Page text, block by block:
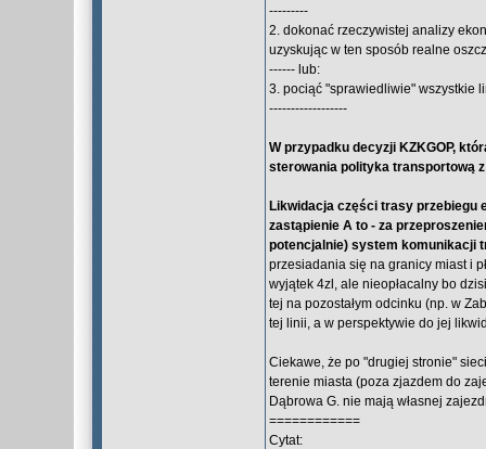
---------
2. dokonać rzeczywistej analizy
uzyskując w ten sposób realne
------ lub:
3. pociąć "sprawiedliwie" wszystkie
------------------
W przypadku decyzji KZKGOP,
sterowania polityka transportową
Likwidacja części trasy przebiegu
zastąpienie A to - za
potencjalnie) system komunikacji
przesiadania się na granicy miast i
wyjątek 4zl, ale nieopłacalny bo
tej na pozostałym odcinku (np. w
tej linii, a w perspektywie do jej
Ciekawe, że po "drugiej stronie"
terenie miasta (poza zjazdem do
Dąbrowa G. nie mają własnej
============
Cytat: